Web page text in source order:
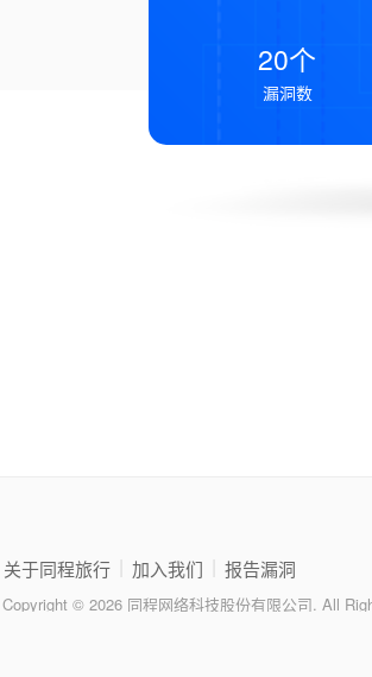
20个
漏洞数
关于同程旅行 加入我们 报告漏洞
Copyright © 2026 同程网络科技股份有限公司. All